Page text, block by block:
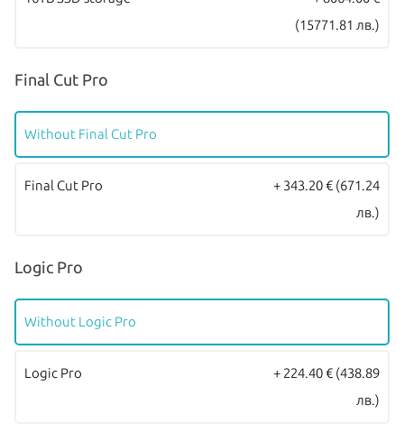
(15771.81 лв.)
Final Cut Pro
Without Final Cut Pro
Final Cut Pro + 343.20 € (671.24
лв.)
Logic Pro
Without Logic Pro
Logic Pro + 224.40 € (438.89
лв.)